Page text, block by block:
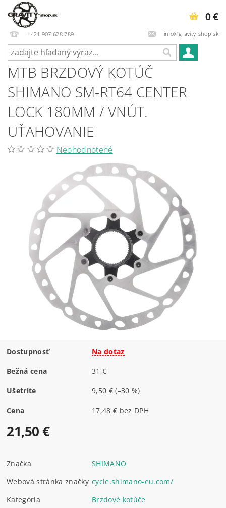
+421 907 628 789 info@gravity-shop.sk
0 €
MTB BRZDOVÝ KOTÚČ
SHIMANO SM-RT64 CENTER
LOCK 180MM / VNÚT.
UŤAHOVANIE
Neohodnotené
Dostupnosť Na dotaz
Bežná cena 31 €
Ušetríte 9,50 €(–30 %)
Cena 17,48 € bez DPH
21,50 €
Značka
SHIMANO
Webová stránka značky cycle.shimano-eu.com/
Kategória
Brzdové kotúče